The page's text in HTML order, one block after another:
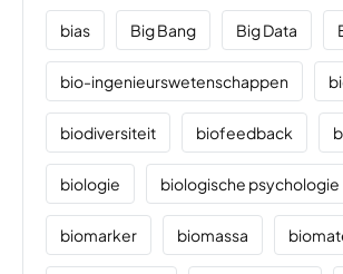
bias Big Bang Big Data
bio-ingenieurswetenschappen
biodiversiteit biofeedback
biologie biologische psychologie
biomarker biomassa